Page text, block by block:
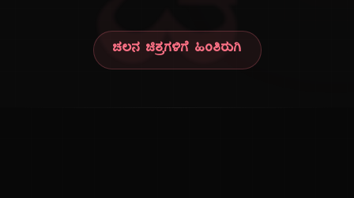
ಚಲನ ಚಿತ್ರಗಳಿಗೆ ಹಿಂತಿರುಗಿ